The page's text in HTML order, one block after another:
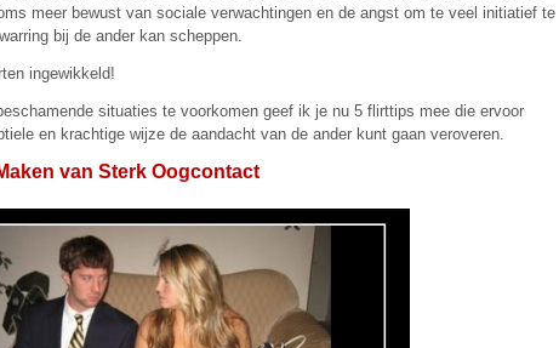
meer bewust van sociale verwachtingen en de angst om te veel initiatief te
bij de ander kan scheppen.
ingewikkeld!
situaties te voorkomen geef ik je nu 5 flirttips mee die ervoor
en krachtige wijze de aandacht van de ander kunt gaan veroveren.
van Sterk Oogcontact